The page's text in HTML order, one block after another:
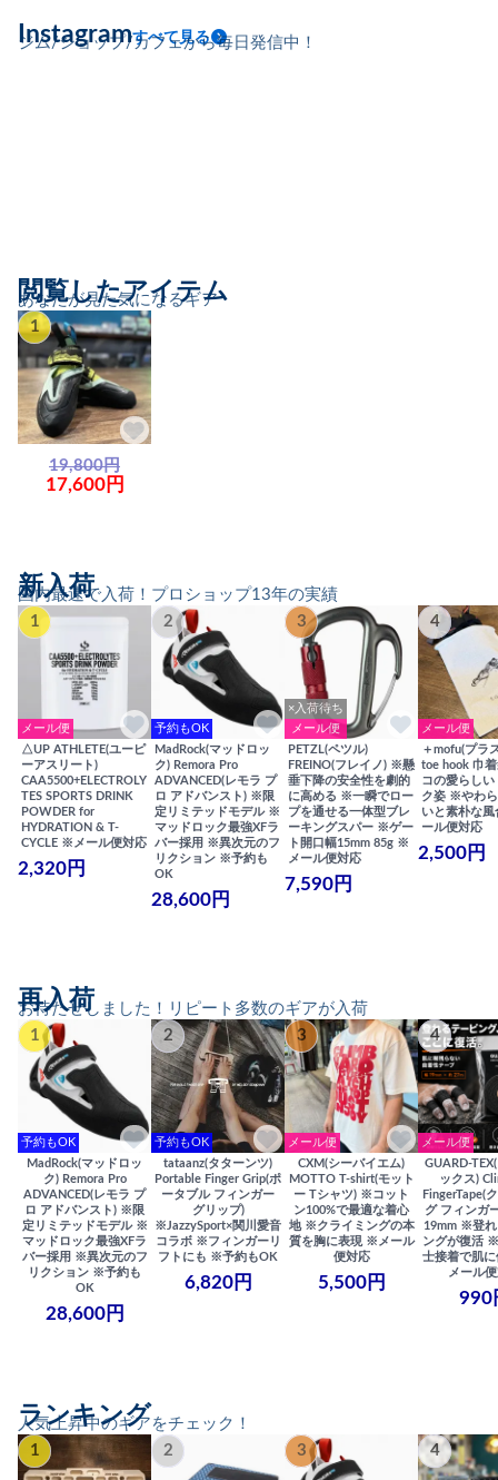
ジム/ショップ/カフェから毎日発信中！
Instagramすべて見る
あなたが見た気になるギア
閲覧したアイテム
1
19,800円
17,600円
国内最速で入荷！プロショップ13年の実績
新入荷
1
メール便
△UP ATHLETE(ユーピ
ーアスリート)
CAA5500+ELECTROLY
TES SPORTS DRINK
POWDER for
HYDRATION & T-
CYCLE ※メール便対応
2,320円
2
予約もOK
MadRock(マッドロッ
ク) Remora Pro
ADVANCED(レモラ プ
ロ アドバンスト) ※限
定リミテッドモデル ※
マッドロック最強XFラ
バー採用 ※異次元のフ
リクション ※予約も
OK
28,600円
3
×入荷待ち
メール便
PETZL(ペツル)
FREINO(フレイノ) ※懸
垂下降の安全性を劇的
に高める ※一瞬でロー
プを通せる一体型ブレ
ーキングスパー ※ゲー
ト開口幅15mm 85g ※
メール便対応
7,590円
4
メール便
＋mofu(プラ
toe hook 巾
コの愛らしい
ク姿 ※やわ
いと素朴な
ール便対応
2,500円
お待たせしました！リピート多数のギアが入荷
再入荷
1
予約もOK
MadRock(マッドロッ
ク) Remora Pro
ADVANCED(レモラ プ
ロ アドバンスト) ※限
定リミテッドモデル ※
マッドロック最強XFラ
バー採用 ※異次元のフ
リクション ※予約も
OK
28,600円
2
予約もOK
tataanz(タターンツ)
Portable Finger Grip(ポ
ータブル フィンガー
グリップ)
※JazzySport×関川愛音
コラボ ※フィンガーリ
フトにも ※予約もOK
6,820円
3
メール便
CXM(シーバイエム)
MOTTO T-shirt(モット
ー Tシャツ) ※コット
ン100%で最適な着心
地 ※クライミングの本
質を胸に表現 ※メール
便対応
5,500円
4
メール便
GUARD-
ックス)
FingerTape(
グ フィンガ
19mm ※登れ
ングが復活
士接着で肌
メール
990
人気上昇中のギアをチェック！
ランキング
1 2 3 4